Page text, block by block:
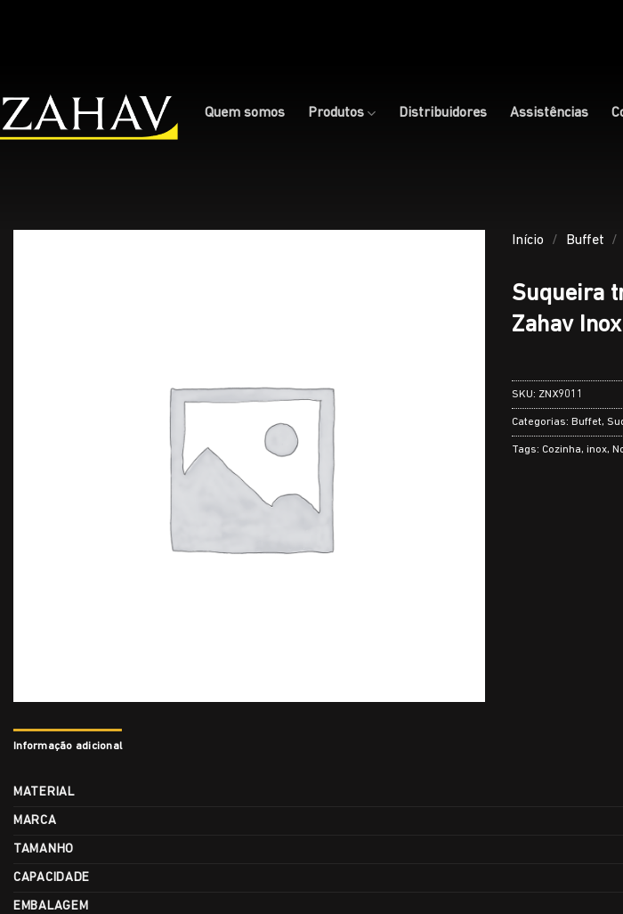
Quem somos Produtos Distribuidores Assistências
Início / Buffet /
Suqueira
Zahav Inox
SKU: ZNX9011
Categorias: Buffet,
Tags: Cozinha, inox,
Informação adicional
MATERIAL
MARCA
TAMANHO
CAPACIDADE
EMBALAGEM